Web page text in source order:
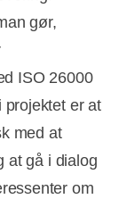
gør,
ISO 26000
projektet er at
med at
at gå i dialog
om